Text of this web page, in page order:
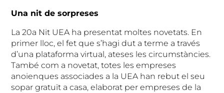
Una nit de sorpreses
La 20a Nit UEA ha presentat moltes novetats. En
primer lloc, el fet que s’hagi dut a terme a través
d’una plataforma virtual, ateses les circumstàncies.
També com a novetat, totes les empreses
anoienques associades a la UEA han rebut el seu
sopar gratuït a casa, elaborat per empreses de la